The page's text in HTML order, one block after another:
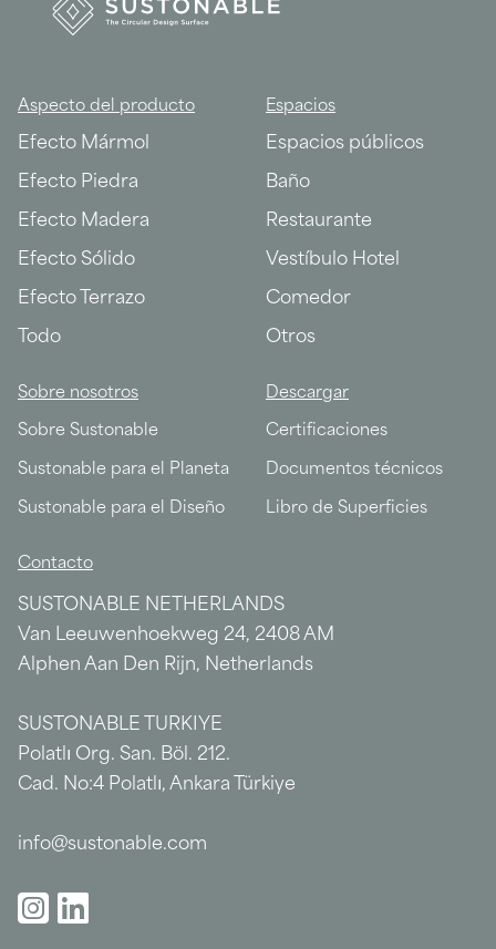
Aspecto del producto
Efecto Mármol
Efecto Piedra
Efecto Madera
Efecto Sólido
Efecto Terrazo
Todo
Espacios
Espacios públicos
Baño
Restaurante
Vestíbulo Hotel
Comedor
Otros
Sobre nosotros
Sobre Sustonable
Sustonable para el Planeta
Sustonable para el Diseño
Descargar
Certificaciones
Documentos técnicos
Libro de Superficies
Contacto
SUSTONABLE NETHERLANDS
Van Leeuwenhoekweg 24, 2408 AM
Alphen Aan Den Rijn, Netherlands
SUSTONABLE TURKIYE
Polatlı Org. San. Böl. 212.
Cad. No:4 Polatlı, Ankara Türkiye
info@sustonable.com